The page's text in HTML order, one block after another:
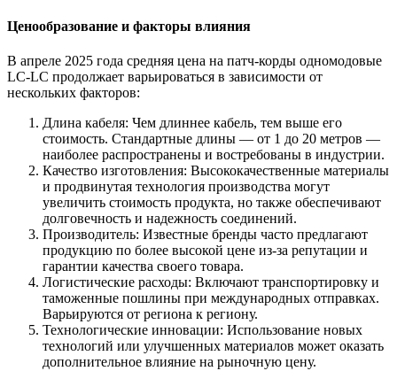
Ценообразование и факторы влияния
В апреле 2025 года средняя цена на патч-корды одномодовые
LC-LC продолжает варьироваться в зависимости от
нескольких факторов:
Длина кабеля: Чем длиннее кабель, тем выше его
стоимость. Стандартные длины — от 1 до 20 метров —
наиболее распространены и востребованы в индустрии.
Качество изготовления: Высококачественные материалы
и продвинутая технология производства могут
увеличить стоимость продукта, но также обеспечивают
долговечность и надежность соединений.
Производитель: Известные бренды часто предлагают
продукцию по более высокой цене из-за репутации и
гарантии качества своего товара.
Логистические расходы: Включают транспортировку и
таможенные пошлины при международных отправках.
Варьируются от региона к региону.
Технологические инновации: Использование новых
технологий или улучшенных материалов может оказать
дополнительное влияние на рыночную цену.